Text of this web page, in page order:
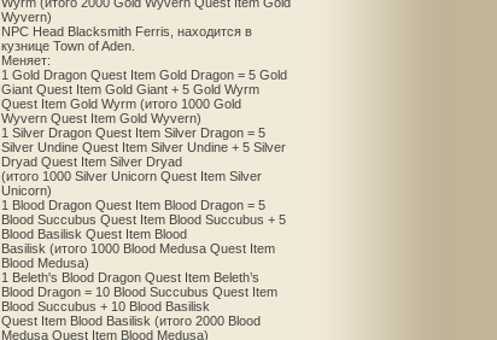
Wyvern)
NPC Head Blacksmith Ferris, находится в
кузнице Town of Aden.
Меняет:
1 Gold Dragon Quest Item Gold Dragon = 5 Gold
Giant Quest Item Gold Giant + 5 Gold Wyrm
Quest Item Gold Wyrm (итого 1000 Gold
Wyvern Quest Item Gold Wyvern)
1 Silver Dragon Quest Item Silver Dragon = 5
Silver Undine Quest Item Silver Undine + 5 Silver
Dryad Quest Item Silver Dryad
(итого 1000 Silver Unicorn Quest Item Silver
Unicorn)
1 Blood Dragon Quest Item Blood Dragon = 5
Blood Succubus Quest Item Blood Succubus + 5
Blood Basilisk Quest Item Blood
Basilisk (итого 1000 Blood Medusa Quest Item
Blood Medusa)
1 Beleth's Blood Dragon Quest Item Beleth’s
Blood Dragon = 10 Blood Succubus Quest Item
Blood Succubus + 10 Blood Basilisk
Quest Item Blood Basilisk (итого 2000 Blood
Medusa Quest Item Blood Medusa)